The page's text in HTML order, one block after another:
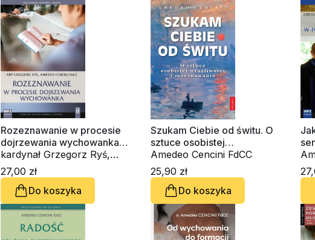
Rozeznawanie w procesie
dojrzewania wychowanka
(CD-audiobook)
kardynał Grzegorz Ryś,
Amedeo Cencini FdCC
27,00 zł
Do koszyka
Szukam Ciebie od świtu. O
sztuce osobistej
wrażliwości i rozeznawania
Amedeo Cencini FdCC
25,90 zł
Do koszyka